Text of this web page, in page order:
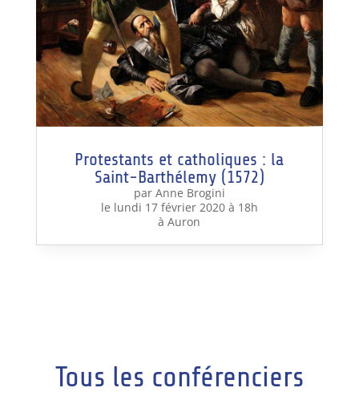
Protestants et catholiques : la
Saint-Barthélemy (1572)
par Anne Brogini
le lundi 17 février 2020 à 18h
à Auron
Tous les conférenciers